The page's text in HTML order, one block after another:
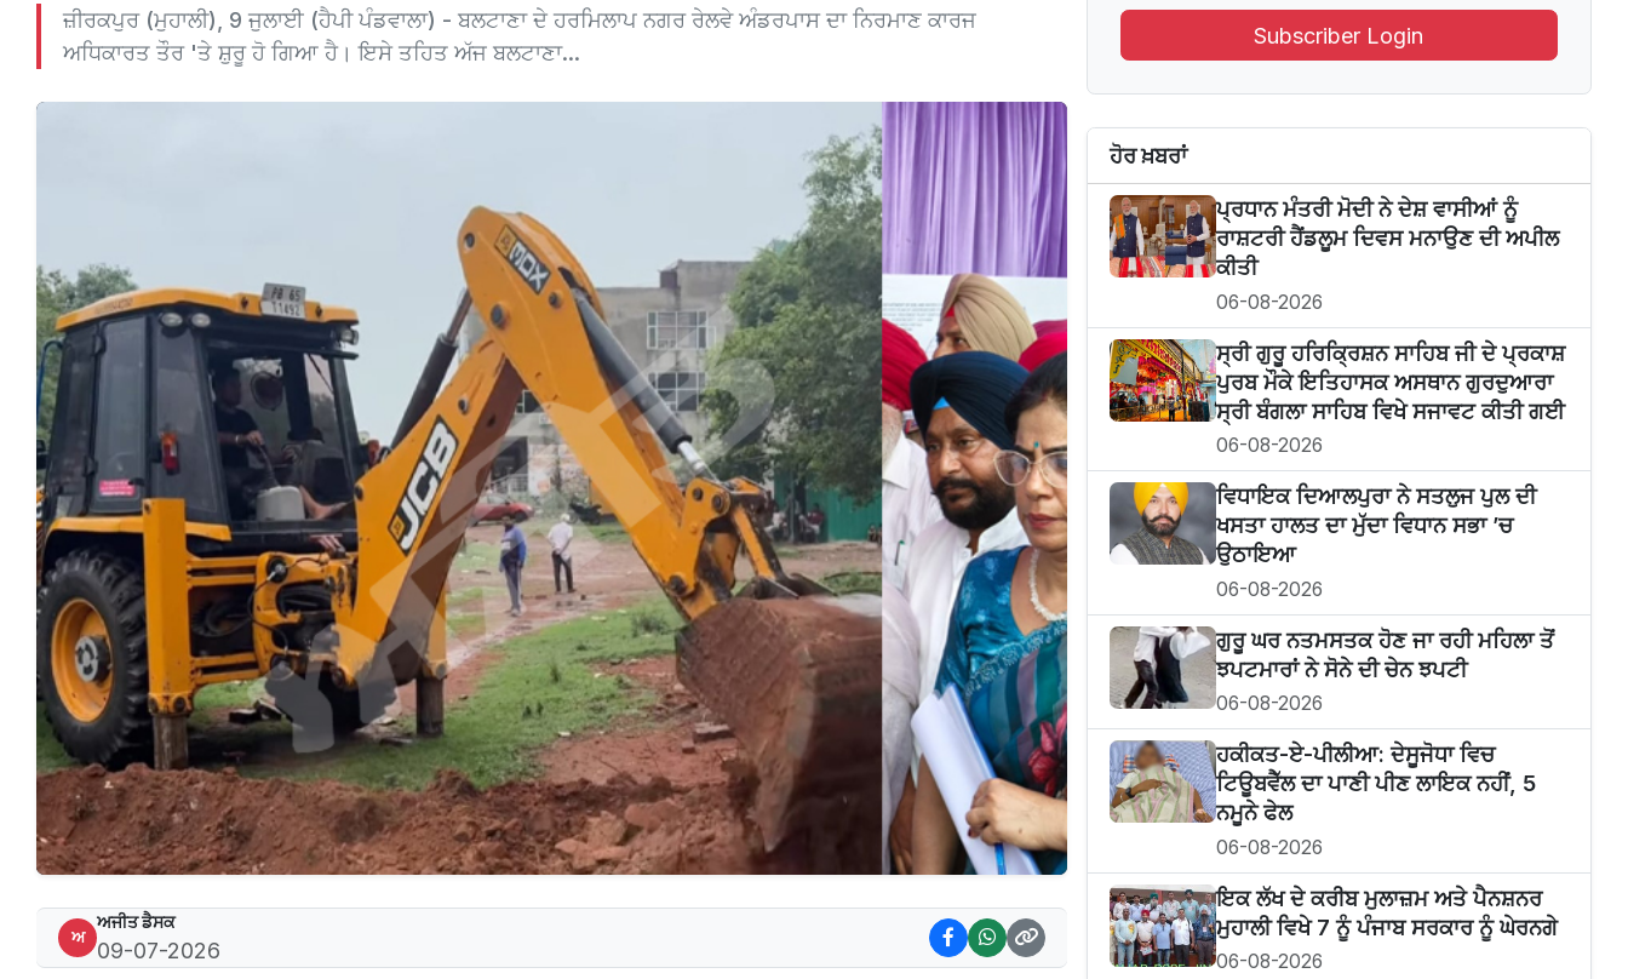
ਜ਼ੀਰਕਪੁਰ (ਮੁਹਾਲੀ), 9 ਜੁਲਾਈ (ਹੈਪੀ ਪੰਡਵਾਲਾ) - ਬਲਟਾਣਾ ਦੇ ਹਰਮਿਲਾਪ ਨਗਰ ਰੇਲਵੇ ਅੰਡਰਪਾਸ ਦਾ ਨਿਰਮਾਣ ਕਾਰਜ
ਅਧਿਕਾਰਤ ਤੌਰ 'ਤੇ ਸ਼ੁਰੂ ਹੋ ਗਿਆ ਹੈ। ਇਸੇ ਤਹਿਤ ਅੱਜ ਬਲਟਾਣਾ...
ਅ
ਅਜੀਤ ਡੈਸਕ
09-07-2026
Subscriber Login
ਹੋਰ ਖ਼ਬਰਾਂ
ਪ੍ਰਧਾਨ ਮੰਤਰੀ ਮੋਦੀ ਨੇ ਦੇਸ਼ ਵਾਸੀਆਂ ਨੂੰ
ਰਾਸ਼ਟਰੀ ਹੈਂਡਲੂਮ ਦਿਵਸ ਮਨਾਉਣ ਦੀ ਅਪੀਲ
ਕੀਤੀ
06-08-2026
ਸ੍ਰੀ ਗੁਰੂ ਹਰਿਕ੍ਰਿਸ਼ਨ ਸਾਹਿਬ ਜੀ ਦੇ ਪ੍ਰਕਾਸ਼
ਪੁਰਬ ਮੌਕੇ ਇਤਿਹਾਸਕ ਅਸਥਾਨ ਗੁਰਦੁਆਰਾ
ਸ੍ਰੀ ਬੰਗਲਾ ਸਾਹਿਬ ਵਿਖੇ ਸਜਾਵਟ ਕੀਤੀ ਗਈ
06-08-2026
ਵਿਧਾਇਕ ਦਿਆਲਪੁਰਾ ਨੇ ਸਤਲੁਜ ਪੁਲ ਦੀ
ਖਸਤਾ ਹਾਲਤ ਦਾ ਮੁੱਦਾ ਵਿਧਾਨ ਸਭਾ ’ਚ
ਉਠਾਇਆ
06-08-2026
ਗੁਰੂ ਘਰ ਨਤਮਸਤਕ ਹੋਣ ਜਾ ਰਹੀ ਮਹਿਲਾ ਤੋਂ
ਝਪਟਮਾਰਾਂ ਨੇ ਸੋਨੇ ਦੀ ਚੇਨ ਝਪਟੀ
06-08-2026
ਹਕੀਕਤ-ਏ-ਪੀਲੀਆ: ਦੇਸੂਜੋਧਾ ਵਿਚ
ਟਿਊਬਵੈੱਲ ਦਾ ਪਾਣੀ ਪੀਣ ਲਾਇਕ ਨਹੀਂ, 5
ਨਮੂਨੇ ਫੇਲ
06-08-2026
ਇਕ ਲੱਖ ਦੇ ਕਰੀਬ ਮੁਲਾਜ਼ਮ ਅਤੇ ਪੈਨਸ਼ਨਰ
ਮੁਹਾਲੀ ਵਿਖੇ 7 ਨੂੰ ਪੰਜਾਬ ਸਰਕਾਰ ਨੂੰ ਘੇਰਨਗੇ
06-08-2026